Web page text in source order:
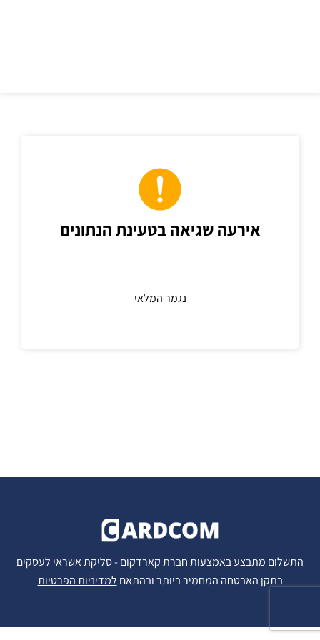
אירעה שגיאה בטעינת הנתונים
נגמר המלאי
התשלום מתבצע באמצעות חברת קארדקום - סליקת אשראי לעסקים
בתקן האבטחה המחמיר ביותר ובהתאם למדיניות הפרטיות